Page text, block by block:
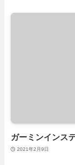
ガーミンインス
2021年2月9日